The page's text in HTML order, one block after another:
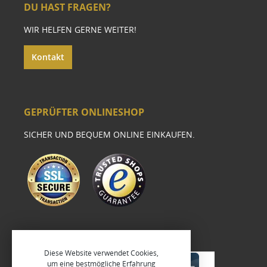
DU HAST FRAGEN?
WIR HELFEN GERNE WEITER!
Kontakt
GEPRÜFTER ONLINESHOP
SICHER UND BEQUEM ONLINE EINKAUFEN.
Diese Website verwendet Cookies,
um eine bestmögliche Erfahrung